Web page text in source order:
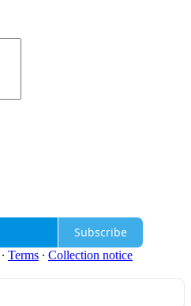
Subscribe
∙ Terms ∙ Collection notice